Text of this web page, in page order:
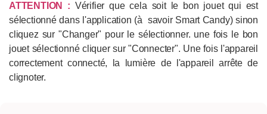
ATTENTION : Vérifier que cela soit le bon jouet qui est
sélectionné dans l'application (à savoir Smart Candy) sinon
cliquez sur "Changer" pour le sélectionner. une fois le bon
jouet sélectionné cliquer sur "Connecter". Une fois l'appareil
correctement connecté, la lumière de l'appareil arrête de
clignoter.